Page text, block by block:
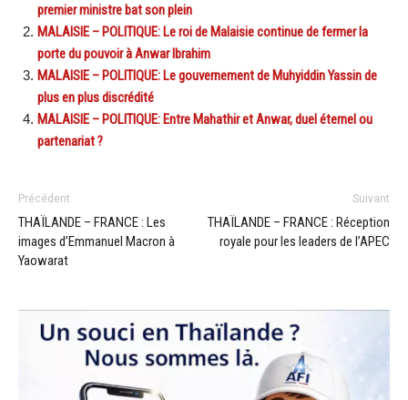
premier ministre bat son plein
MALAISIE – POLITIQUE: Le roi de Malaisie continue de fermer la
porte du pouvoir à Anwar Ibrahim
MALAISIE – POLITIQUE: Le gouvernement de Muhyiddin Yassin de
plus en plus discrédité
MALAISIE – POLITIQUE: Entre Mahathir et Anwar, duel éternel ou
partenariat ?
Précédent
THAÏLANDE – FRANCE : Les
images d’Emmanuel Macron à
Yaowarat
Suivant
THAÏLANDE – FRANCE : Réception
royale pour les leaders de l’APEC